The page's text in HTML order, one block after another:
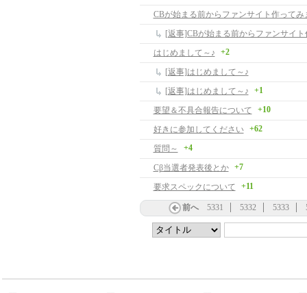
CBが始まる前からファンサイト作ってみ
[返事]CBが始まる前からファンサイ
はじめまして～♪
+2
[返事]はじめまして～♪
[返事]はじめまして～♪
+1
要望＆不具合報告について +10
好きに参加してください +62
質問～ +4
Cβ当選者発表後とか +7
要求スペックについて +11
前へ 5331 5332 5333